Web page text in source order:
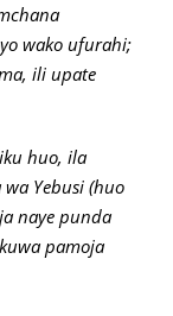
wako ufurahi;
ili upate
huo, ila
Yebusi (huo
naye punda
pamoja